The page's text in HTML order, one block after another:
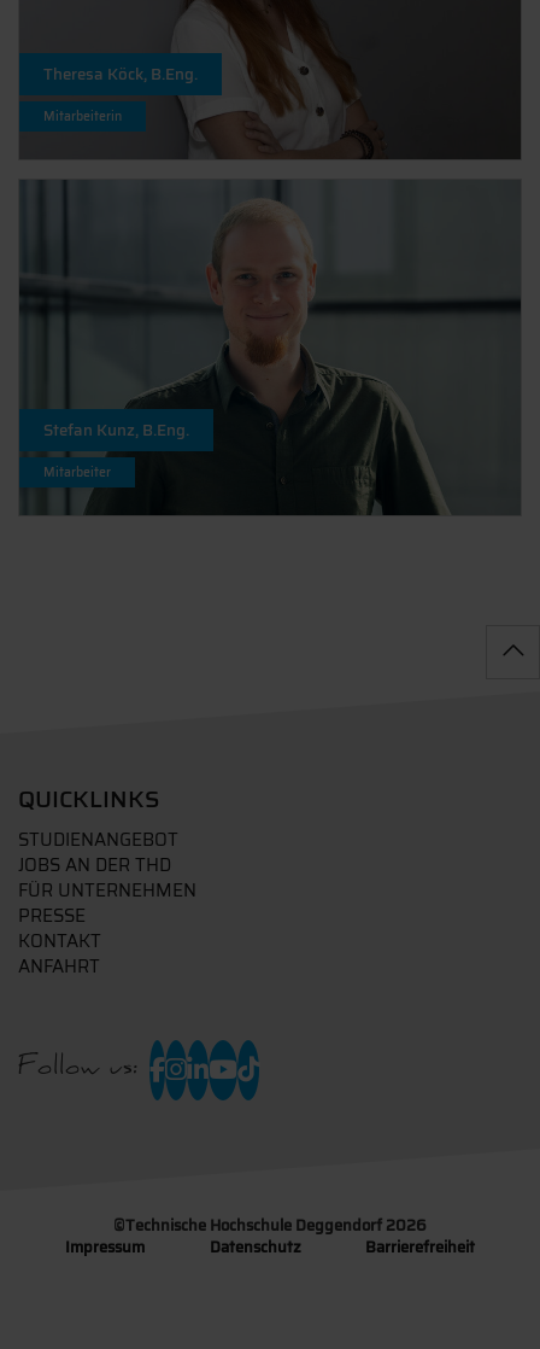
Theresa Köck, B.Eng.
Mitarbeiterin
Stefan Kunz, B.Eng.
Mitarbeiter
QUICKLINKS
STUDIENANGEBOT
JOBS AN DER THD
FÜR UNTERNEHMEN
PRESSE
KONTAKT
ANFAHRT
Follow us:
©Technische Hochschule Deggendorf 2026
Impressum
Datenschutz Barrierefreiheit